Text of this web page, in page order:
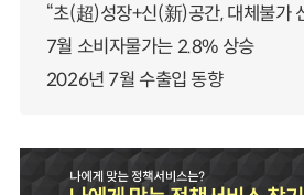
“초(超)성장+신(新)공간, 대체불가
7월 소비자물가는 2.8% 상승
2026년 7월 수출입 동향